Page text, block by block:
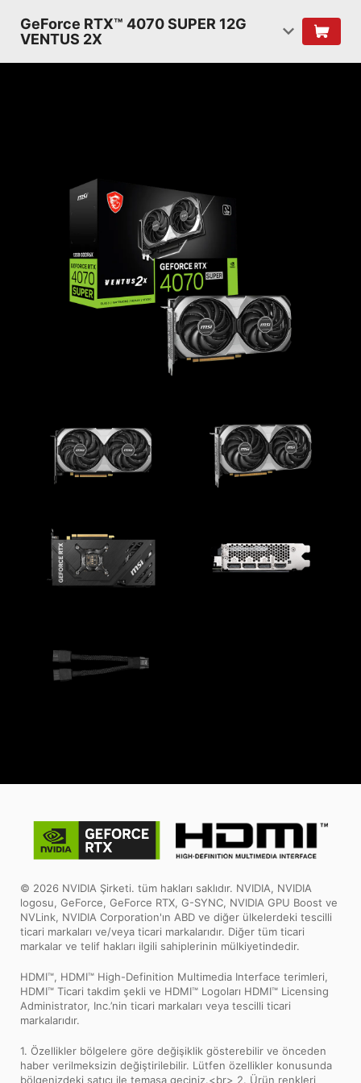
GeForce RTX™ 4070 SUPER 12G
VENTUS 2X
© 2026 NVIDIA Şirketi. tüm hakları saklıdır. NVIDIA, NVIDIA
logosu, GeForce, GeForce RTX, G-SYNC, NVIDIA GPU Boost ve
NVLink, NVIDIA Corporation'ın ABD ve diğer ülkelerdeki tescilli
ticari markaları ve/veya ticari markalarıdır. Diğer tüm ticari
markalar ve telif hakları ilgili sahiplerinin mülkiyetindedir.
HDMI™, HDMI™ High-Definition Multimedia Interface terimleri,
HDMI™ Ticari takdim şekli ve HDMI™ Logoları HDMI™ Licensing
Administrator, Inc.’nin ticari markaları veya tescilli ticari
markalarıdır.
1. Özellikler bölgelere göre değişiklik gösterebilir ve önceden
haber verilmeksizin değiştirilebilir. Lütfen özellikler konusunda
bölgenizdeki satıcı ile temasa geçiniz.<br> 2. Ürün renkleri